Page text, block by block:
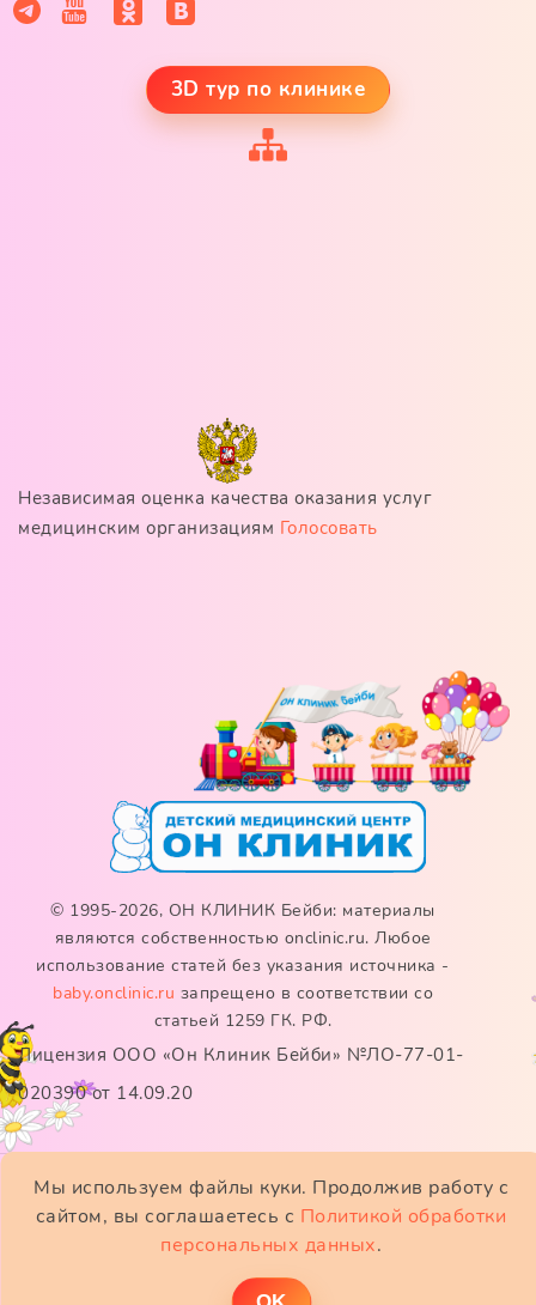
Мы используем файлы куки. Продолжив работу с
сайтом, вы соглашаетесь с Политикой обработки
персональных данных.
3D тур по клинике
Независимая оценка качества оказания услуг
медицинским организациям Голосовать
© 1995-2026, ОН КЛИНИК Бейби: материалы
являются собственностью onclinic.ru. Любое
использование статей без указания источника -
baby.onclinic.ru запрещено в соответствии со
статьей 1259 ГК. РФ.
Лицензия ООО «Он Клиник Бейби» №ЛО-77-01-
020390 от 14.09.20
ИМЕЮТСЯ ПРОТИВОПОКАЗАНИЯ. НЕОБХОДИМО
ПРОКОНСУЛЬТИРОВАТЬСЯ СО СПЕЦИАЛИСТОМ